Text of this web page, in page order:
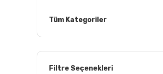
Tüm Kategoriler
Filtre Seçenekleri